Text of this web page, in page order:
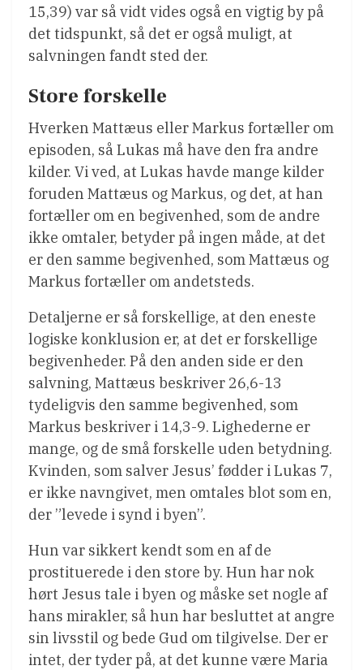
15,39) var så vidt vides også en vigtig by på
det tidspunkt, så det er også muligt, at
salvningen fandt sted der.
Store forskelle
Hverken Mattæus eller Markus fortæller om
episoden, så Lukas må have den fra andre
kilder. Vi ved, at Lukas havde mange kilder
foruden Mattæus og Markus, og det, at han
fortæller om en begivenhed, som de andre
ikke omtaler, betyder på ingen måde, at det
er den samme begivenhed, som Mattæus og
Markus fortæller om andetsteds.
Detaljerne er så forskellige, at den eneste
logiske konklusion er, at det er forskellige
begivenheder. På den anden side er den
salvning, Mattæus beskriver 26,6-13
tydeligvis den samme begivenhed, som
Markus beskriver i 14,3-9. Lighederne er
mange, og de små forskelle uden betydning.
Kvinden, som salver Jesus’ fødder i Lukas 7,
er ikke navngivet, men omtales blot som en,
der ”levede i synd i byen”.
Hun var sikkert kendt som en af de
prostituerede i den store by. Hun har nok
hørt Jesus tale i byen og måske set nogle af
hans mirakler, så hun har besluttet at angre
sin livsstil og bede Gud om tilgivelse. Der er
intet, der tyder på, at det kunne være Maria